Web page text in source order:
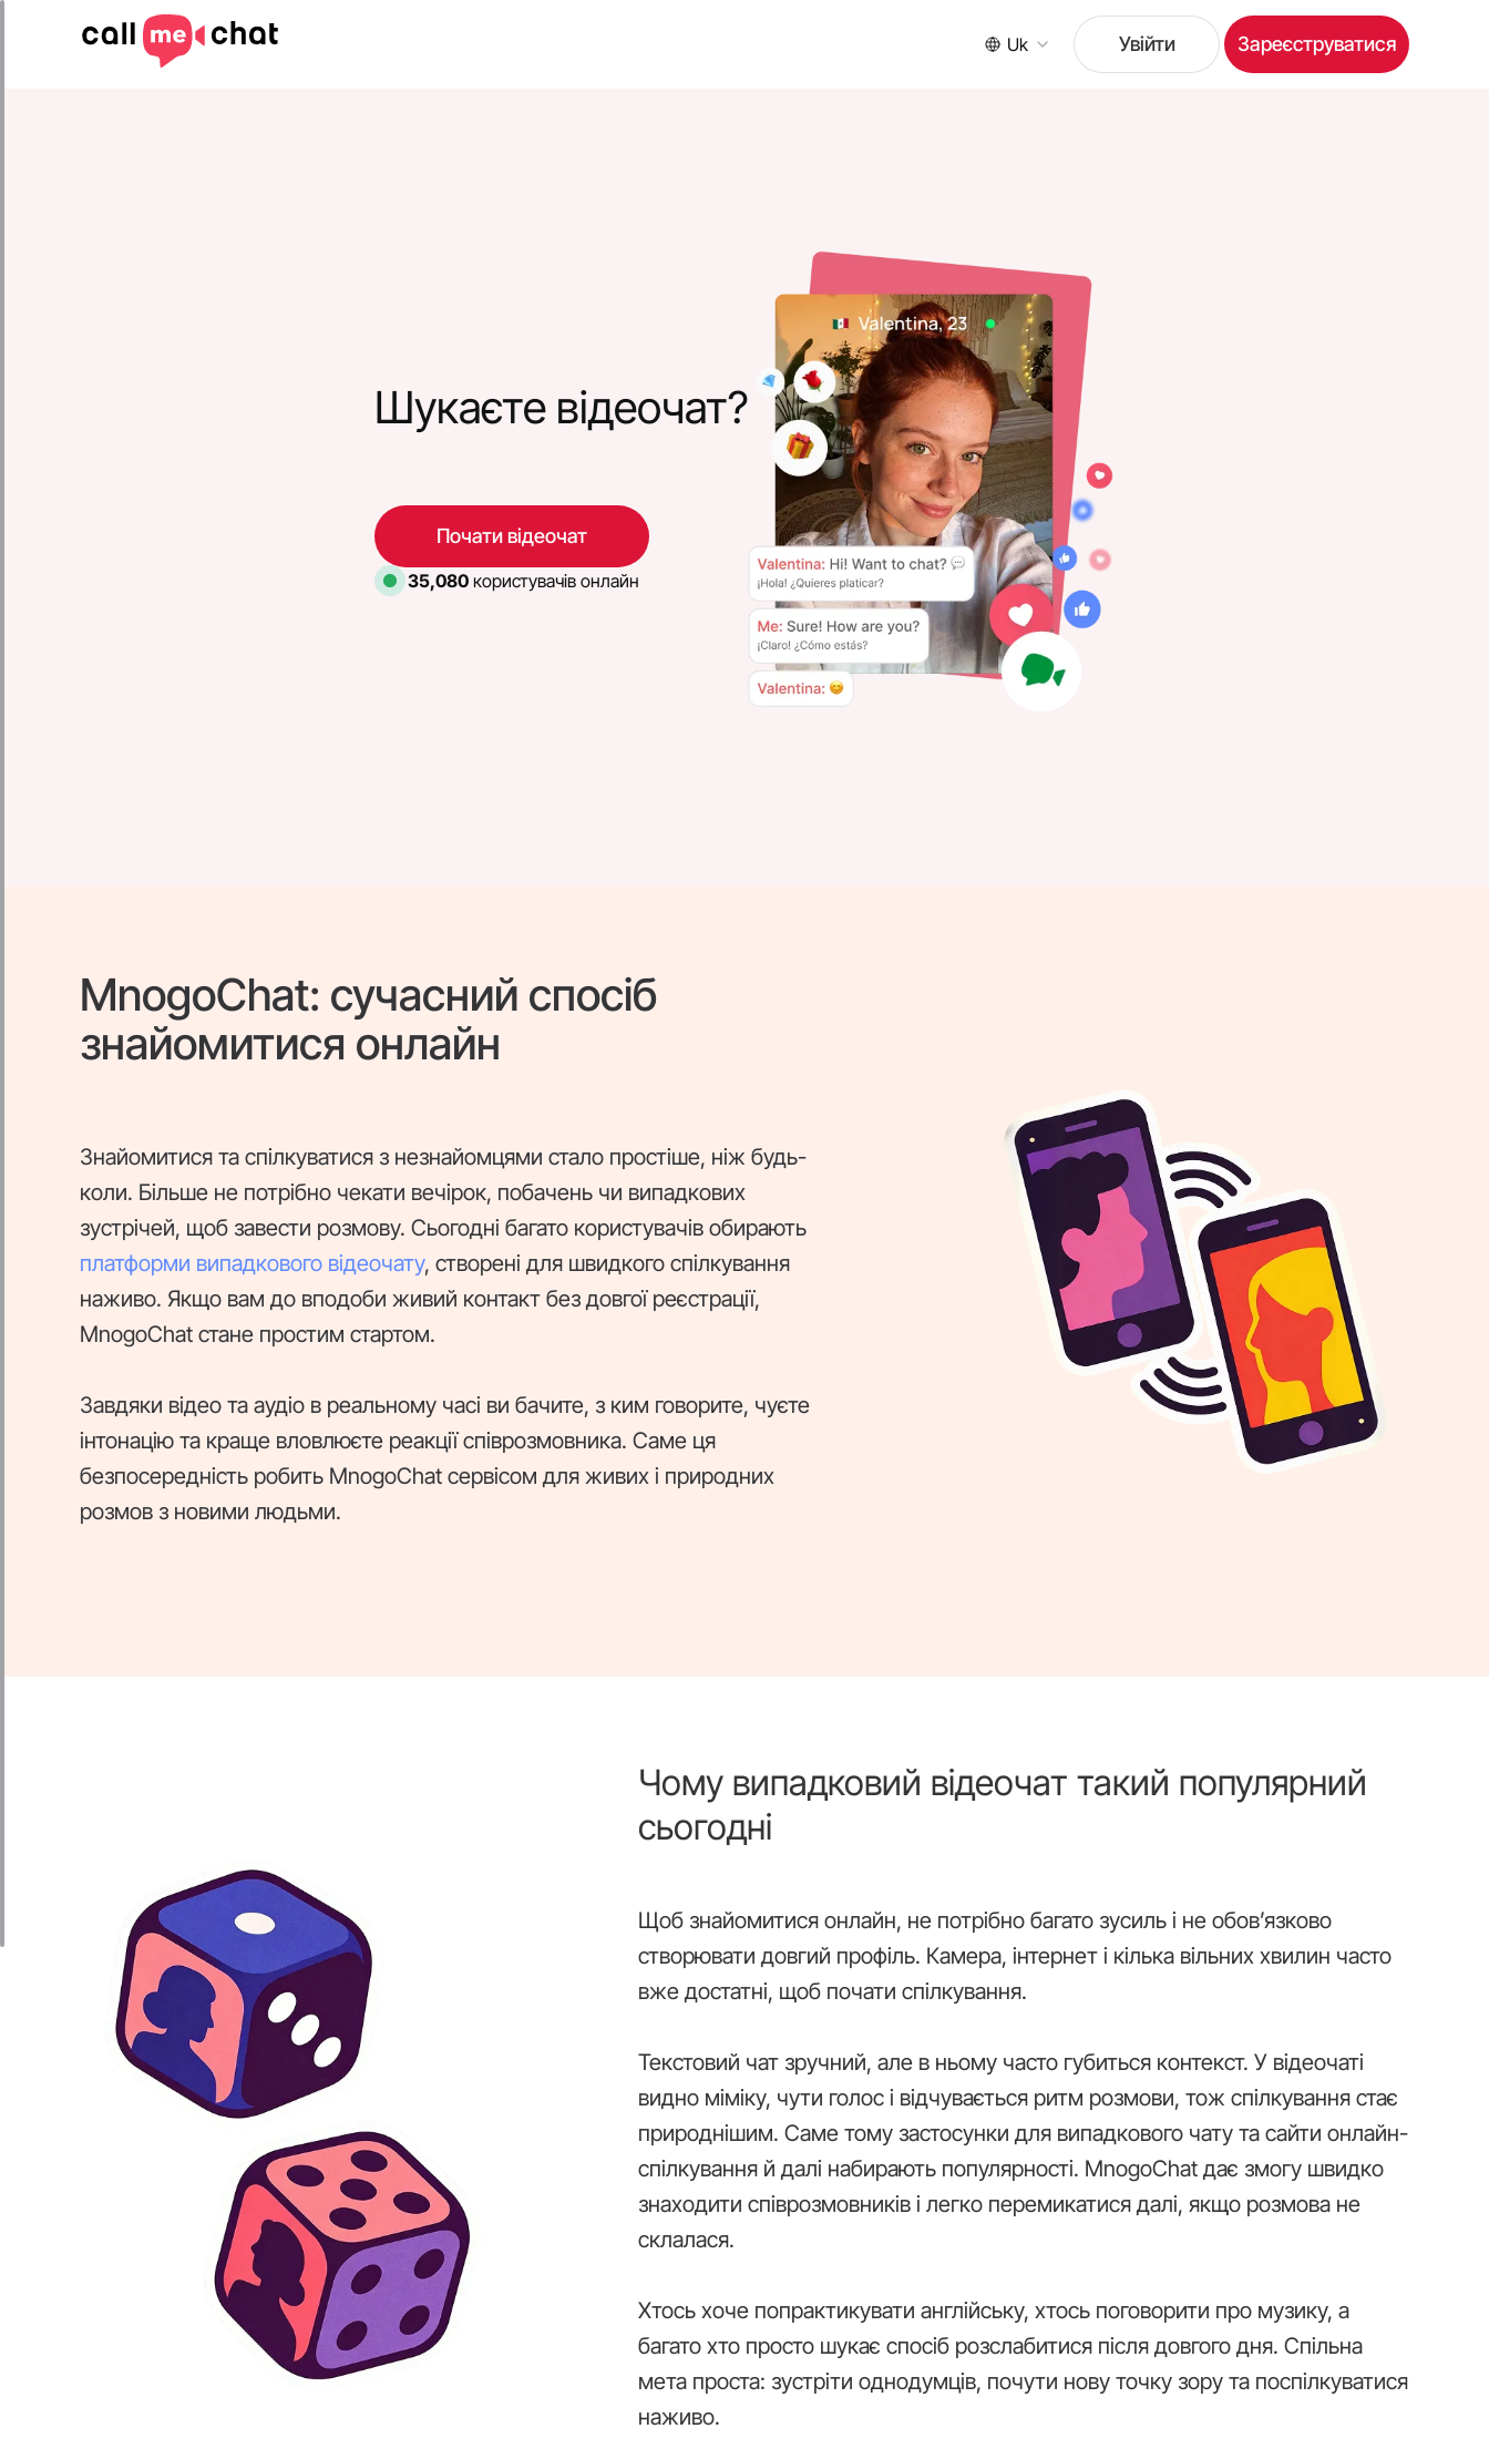
Uk Увійти Зареєструватися
Шукаєте відеочат?
Почати відеочат
35,080 користувачів онлайн
MnogoChat: сучасний спосіб
знайомитися онлайн
Знайомитися та спілкуватися з незнайомцями стало простіше, ніж будь-
коли. Більше не потрібно чекати вечірок, побачень чи випадкових
зустрічей, щоб завести розмову. Сьогодні багато користувачів обирають
платформи випадкового відеочату, створені для швидкого спілкування
наживо. Якщо вам до вподоби живий контакт без довгої реєстрації,
MnogoChat стане простим стартом.
Завдяки відео та аудіо в реальному часі ви бачите, з ким говорите, чуєте
інтонацію та краще вловлюєте реакції співрозмовника. Саме ця
безпосередність робить MnogoChat сервісом для живих і природних
розмов з новими людьми.
Чому випадковий відеочат такий популярний
сьогодні
Щоб знайомитися онлайн, не потрібно багато зусиль і не обов’язково
створювати довгий профіль. Камера, інтернет і кілька вільних хвилин часто
вже достатні, щоб почати спілкування.
Текстовий чат зручний, але в ньому часто губиться контекст. У відеочаті
видно міміку, чути голос і відчувається ритм розмови, тож спілкування стає
природнішим. Саме тому застосунки для випадкового чату та сайти онлайн-
спілкування й далі набирають популярності. MnogoChat дає змогу швидко
знаходити співрозмовників і легко перемикатися далі, якщо розмова не
склалася.
Хтось хоче попрактикувати англійську, хтось поговорити про музику, а
багато хто просто шукає спосіб розслабитися після довгого дня. Спільна
мета проста: зустріти однодумців, почути нову точку зору та поспілкуватися
наживо.